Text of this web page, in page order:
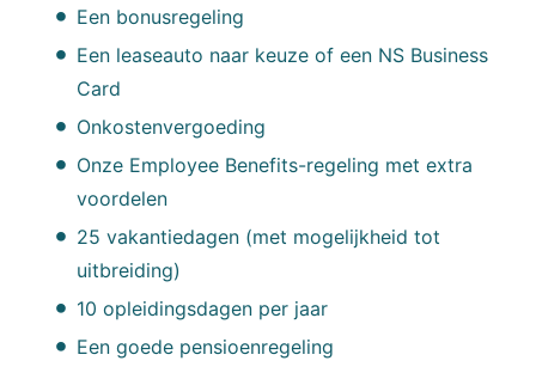
Een bonusregeling
Een leaseauto naar keuze of een NS Business
Card
Onkostenvergoeding
Onze Employee Benefits-regeling met extra
voordelen
25 vakantiedagen (met mogelijkheid tot
uitbreiding)
10 opleidingsdagen per jaar
Een goede pensioenregeling